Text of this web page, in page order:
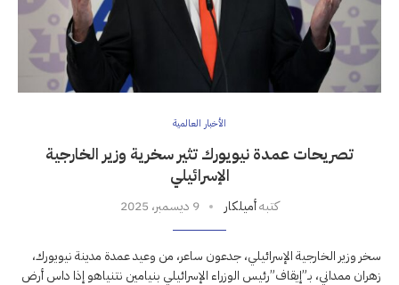
الأخبار العالمية
تصريحات عمدة نيويورك تثير سخرية وزير الخارجية
الإسرائيلي
كتبهأميلكار 9 ديسمبر، 2025
سخر وزير الخارجية الإسرائيلي، جدعون ساعر، من وعيد عمدة مدينة نيويورك،
زهران ممداني، بـ”إيقاف”رئيس الوزراء الإسرائيلي بنيامين نتنياهو إذا داس أرض